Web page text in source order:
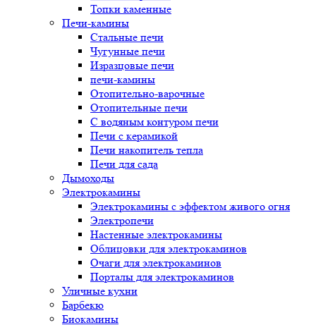
Топки каменные
Печи-камины
Стальные печи
Чугунные печи
Изразцовые печи
печи-камины
Отопительно-варочные
Отопительные печи
С водяным контуром печи
Печи с керамикой
Печи накопитель тепла
Печи для сада
Дымоходы
Электрокамины
Электрокамины с эффектом живого огня
Электропечи
Настенные электрокамины
Облицовки для электрокаминов
Очаги для электрокаминов
Порталы для электрокаминов
Уличные кухни
Барбекю
Биокамины